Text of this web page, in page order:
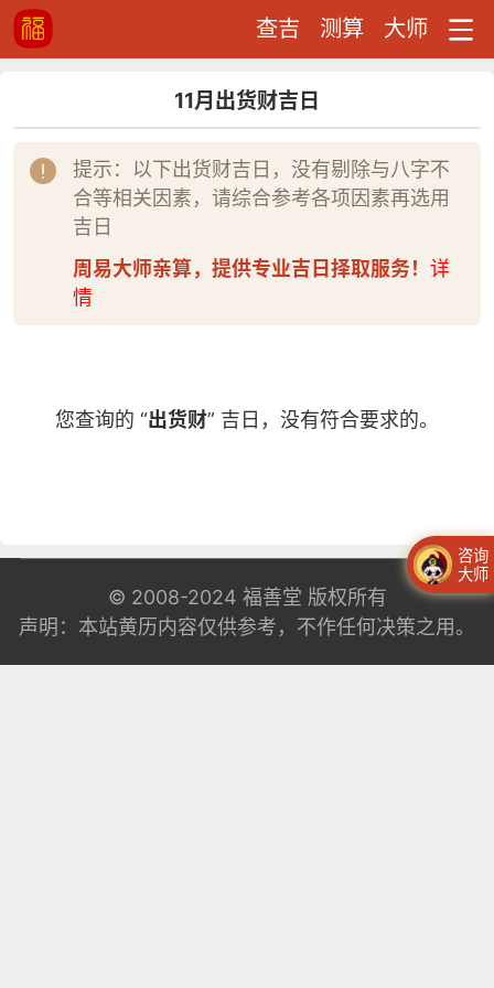
查吉 测算 大师
11月出货财吉日
提示：以下出货财吉日，没有剔除与八字不
合等相关因素，请综合参考各项因素再选用
吉日
周易大师亲算，提供专业吉日择取服务！ 详
情
您查询的 “出货财” 吉日，没有符合要求的。
© 2008-2024 福善堂 版权所有
声明：本站黄历内容仅供参考，不作任何决策之用。
咨询
大师